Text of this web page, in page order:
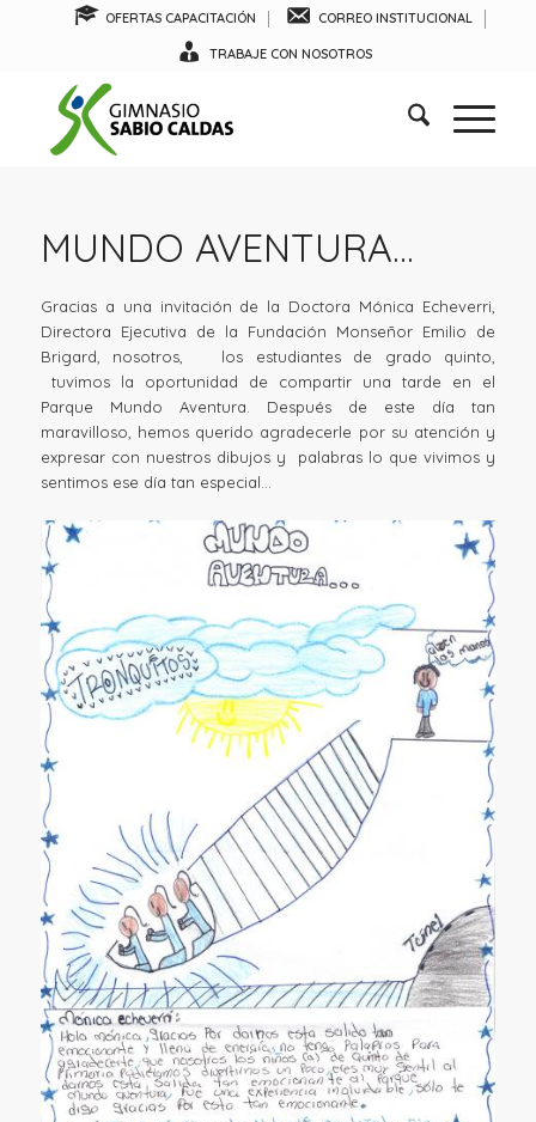
OFERTAS CAPACITACIÓN CORREO INSTITUCIONAL
TRABAJE CON NOSOTROS
MUNDO AVENTURA…
Gracias a una invitación de la Doctora Mónica Echeverri,
Directora Ejecutiva de la Fundación Monseñor Emilio de
Brigard, nosotros, los estudiantes de grado quinto,
tuvimos la oportunidad de compartir una tarde en el
Parque Mundo Aventura. Después de este día tan
maravilloso, hemos querido agradecerle por su atención y
expresar con nuestros dibujos y palabras lo que vivimos y
sentimos ese día tan especial…